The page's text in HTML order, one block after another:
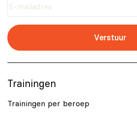
Verstuur
Trainingen
Trainingen per beroep